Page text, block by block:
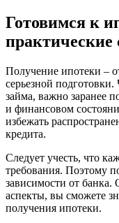
Готовимся к
практические
Получение ипотеки –
серьезной
займа, важно заранее
и финансовом
избежать
кредита.
Следует учесть, что
требования. Поэтому
зависимости от
аспекты, вы сможете
получения ипотеки.